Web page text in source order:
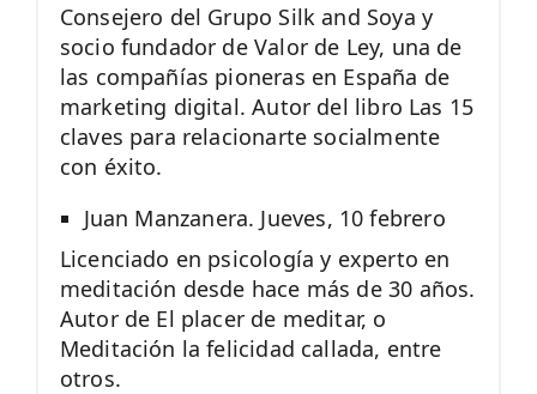
Consejero del Grupo Silk and Soya y
socio fundador de Valor de Ley, una de
las compañías pioneras en España de
marketing digital. Autor del libro Las 15
claves para relacionarte socialmente
con éxito.
Juan Manzanera. Jueves, 10 febrero
Licenciado en psicología y experto en
meditación desde hace más de 30 años.
Autor de El placer de meditar, o
Meditación la felicidad callada, entre
otros.